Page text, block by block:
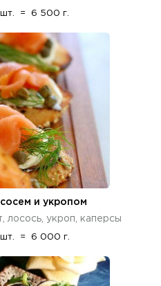
= 6 500 г.
и укропом
лосось, укроп, каперсы
= 6 000 г.